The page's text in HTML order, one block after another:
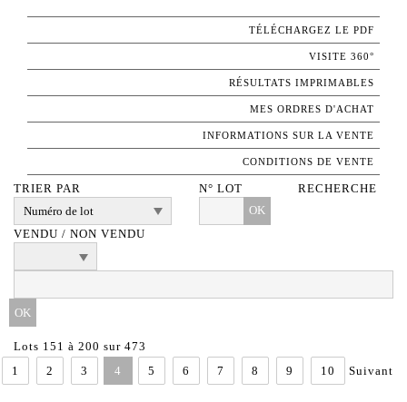
TÉLÉCHARGEZ LE PDF
VISITE 360°
RÉSULTATS IMPRIMABLES
MES ORDRES D'ACHAT
INFORMATIONS SUR LA VENTE
CONDITIONS DE VENTE
TRIER PAR
N° LOT
OK
VENDU / NON VENDU
RECHERCHE
Lots 151 à 200 sur 473
1
2 3 4 5 6 7 8 9 10 Suivant